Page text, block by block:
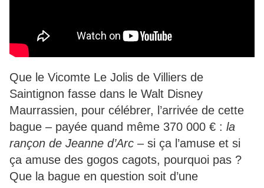
Que le Vicomte Le Jolis de Villiers de
Saintignon fasse dans le Walt Disney
Maurrassien, pour célébrer, l’arrivée de cette
bague – payée quand même 370 000 € : la
rançon de Jeanne d’Arc – si ça l’amuse et si
ça amuse des gogos cagots, pourquoi pas ?
Que la bague en question soit d’une